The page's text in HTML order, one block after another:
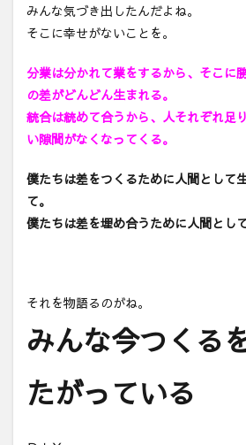
みんな気づき出したんだよね。
そこに幸せがないことを。
分業は分かれて業をするから、そこに
の差がどんどん生まれる。
統合は統めて合うから、人それぞれ足
い隙間がなくなってくる。
僕たちは差をつくるために人間として
て。
僕たちは差を埋め合うために人間とし
それを物語るのがね。
みんな今つくる
たがっている